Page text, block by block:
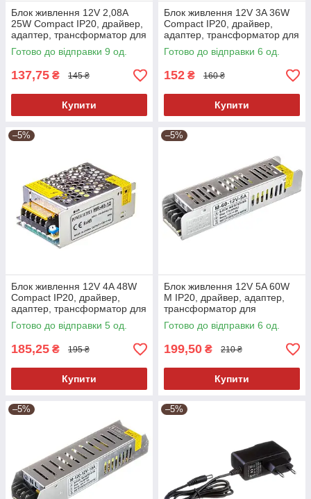
Блок живлення 12V 2,08A
25W Сompact IP20, драйвер,
адаптер, трансформатор для
світлодіодної LED стрічки
Готово до відправки 9 од.
137,75 ₴ 145 ₴
Купити
Блок живлення 12V 3A 36W
Сompact IP20, драйвер,
адаптер, трансформатор для
світлодіодної LED стрічки
Готово до відправки 6 од.
152 ₴ 160 ₴
Купити
–5%
Блок живлення 12V 4A 48W
Сompact IP20, драйвер,
адаптер, трансформатор для
світлодіодної LED стрічки
Готово до відправки 5 од.
185,25 ₴ 195 ₴
Купити
–5%
Блок живлення 12V 5A 60W
M IP20, драйвер, адаптер,
трансформатор для
світлодіодної LED стрічки
Готово до відправки 6 од.
199,50 ₴ 210 ₴
Купити
–5% –5%